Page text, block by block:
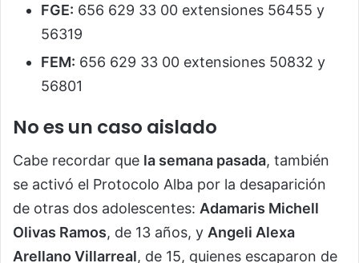
FGE: 656 629 33 00 extensiones 56455 y
56319
FEM: 656 629 33 00 extensiones 50832 y
56801
No es un caso aislado
Cabe recordar que la semana pasada, también
se activó el Protocolo Alba por la desaparición
de otras dos adolescentes: Adamaris Michell
Olivas Ramos, de 13 años, y Angeli Alexa
Arellano Villarreal, de 15, quienes escaparon de